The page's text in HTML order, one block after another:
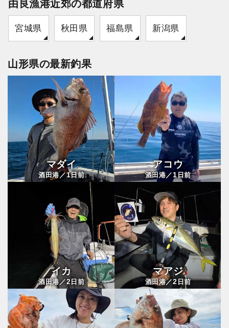
由良漁港近郊の都道府県
宮城県 秋田県 福島県 新潟県
山形県の最新釣果
マダイ
酒田港／1日前
アコウ
酒田港／1 日前
イカ
酒田港／2日前
マアジ
酒田港／2日前